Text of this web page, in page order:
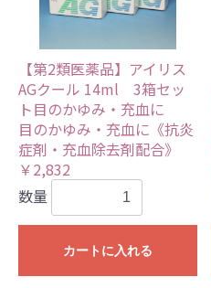
【第2類医薬品】アイリス
AGクール 14ml 3箱セッ
ト目のかゆみ・充血に
目のかゆみ・充血に《抗炎
症剤・充血除去剤配合》
￥2,832
数量
カートに入れる